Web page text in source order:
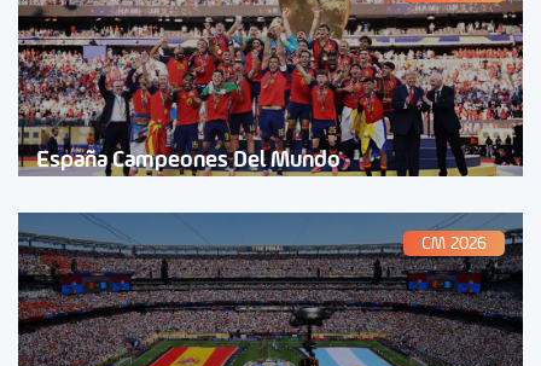
España Campeones Del Mundo
CM 2026